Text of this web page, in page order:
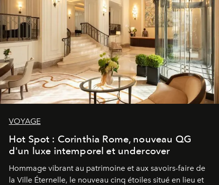
VOYAGE
Hot Spot : Corinthia Rome, nouveau QG
d'un luxe intemporel et undercover
Hommage vibrant au patrimoine et aux savoirs-faire de
la Ville Éternelle, le nouveau cinq étoiles situé en lieu et